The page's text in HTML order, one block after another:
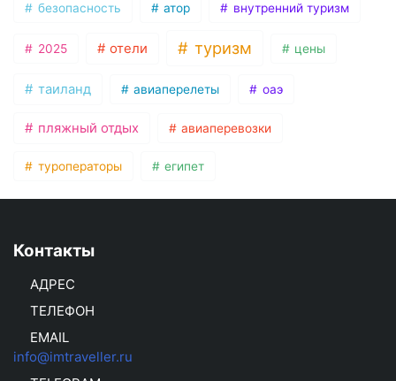
безопасность атор внутренний туризм
2025 отели туризм цены
таиланд авиаперелеты оаэ
пляжный отдых авиаперевозки
туроператоры египет
Контакты
АДРЕС
ТЕЛЕФОН
EMAIL
info@imtraveller.ru